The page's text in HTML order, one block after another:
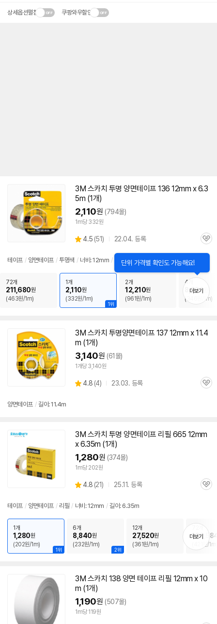
상세옵션펼침 쿠팡와우할인
3M 스카치 투명 양면테이프 136 12mm x 6.3
5m (1개)
2,110원 (794몰)
1m당 332원
별
4.5 (상
리
51) 22.04. 등록
관
테이프 / 양면테이프 / 투명색 / 너비:12mm / 길이: 6.35m
72개
211,680원
(463원/1m)
1위
1개
2,110원
(332원/1m)
2개
12,210원
(961원/1m)
4개
8,790
(346원/1m)
단위 가격별 확인도 가능해요!
기
더보기
3M 스카치 투명양면테이프 137 12mm x 11.4
m (1개)
3,140원 (61몰)
1개당 3,140원
별
4.8 (상
4) 23.03. 등록
관
양면테이프 / 길이: 11.4m
3M 스카치 투명 양면테이프 리필 665 12mm
x 6.35m (1개)
1,280원 (374몰)
1m당 202원
별
4.8 (상
리
21) 25.11. 등록
관
테이프 / 양면테이프 / 리필 / 너비:12mm / 길이: 6.35m
1위
1개
1,280원
(202원/1m)
2위
6개
8,840원
(232원/1m)
12개
27,520원
(361원/1m)
(421원/
더보기
3M 스카치 138 양면 테이프 리필 12mm x 10
m (1개)
1,190원 (507몰)
1m당 119원